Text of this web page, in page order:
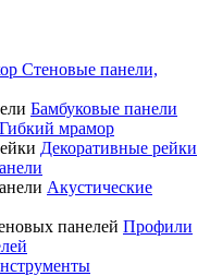
Стеновые панели,
Бамбуковые панели
Гибкий мрамор
Декоративные рейки
Акустические
Профили